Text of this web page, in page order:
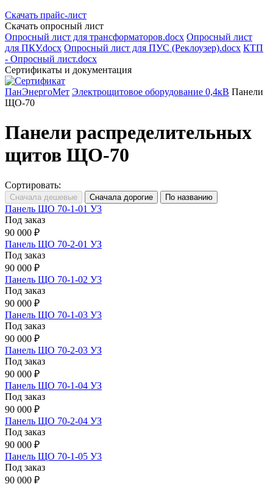
Скачать прайс-лист
Скачать опросный лист
Опросный лист для трансформаторов.docx Опросный лист
для ПКУ.docx Опросный лист для ПУС (Реклоузер).docx КТП
- Опросный лист.docx
Сертификаты и документация
ПанЭнергоМет Электрощитовое оборудование 0,4кВ Панели
ЩО-70
Панели распределительных
щитов ЩО-70
Сортировать:
Панель ЩО 70-1-01 У3
Под заказ
90 000 ₽
Панель ЩО 70-2-01 УЗ
Под заказ
90 000 ₽
Панель ЩО 70-1-02 У3
Под заказ
90 000 ₽
Панель ЩО 70-1-03 У3
Под заказ
90 000 ₽
Панель ЩО 70-2-03 УЗ
Под заказ
90 000 ₽
Панель ЩО 70-1-04 УЗ
Под заказ
90 000 ₽
Панель ЩО 70-2-04 УЗ
Под заказ
90 000 ₽
Панель ЩО 70-1-05 У3
Под заказ
90 000 ₽